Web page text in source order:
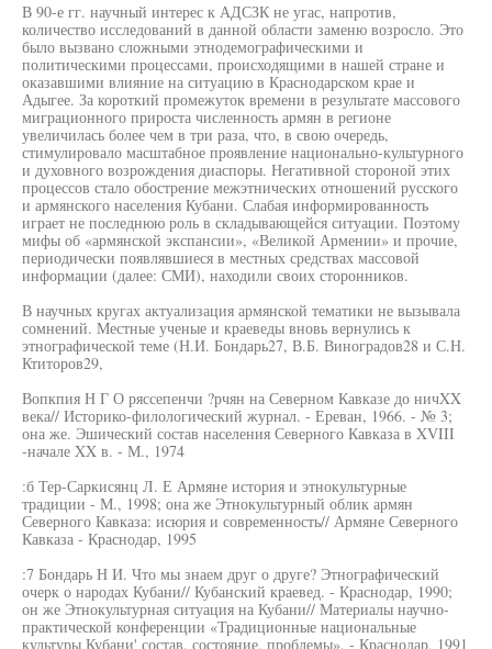
В 90-е гг. научный интерес к АДСЗК не угас, напротив,
количество исследований в данной области заменю возросло. Это
было вызвано сложными этнодемографическими и
политическими процессами, происходящими в нашей стране и
оказавшими влияние на ситуацию в Краснодарском крае и
Адыгее. За короткий промежуток времени в результате массового
миграционного прироста численность армян в регионе
увеличилась более чем в три раза, что, в свою очередь,
стимулировало масштабное проявление национально-культурного
и духовного возрождения диаспоры. Негативной стороной этих
процессов стало обострение межэтнических отношений русского
и армянского населения Кубани. Слабая информированность
играет не последнюю роль в складывающейся ситуации. Поэтому
мифы об «армянской экспансии», «Великой Армении» и прочие,
периодически появлявшиеся в местных средствах массовой
информации (далее: СМИ), находили своих сторонников.
В научных кругах актуализация армянской тематики не вызывала
сомнений. Местные ученые и краеведы вновь вернулись к
этнографической теме (Н.И. Бондарь27, В.Б. Виноградов28 и С.Н.
Ктиторов29,
Вопкпия Н Г О ряссепенчи ?рчян на Северном Кавказе до ничXX
века// Историко-филологический журнал. - Ереван, 1966. - № 3;
она же. Эшический состав населения Северного Кавказа в XVIII
-начале XX в. - М., 1974
:б Тер-Саркисянц Л. Е Армяне история и этнокультурные
традиции - М., 1998; она же Этнокультурный облик армян
Северного Кавказа: исюрия и современность// Армяне Северного
Кавказа - Краснодар, 1995
:7 Бондарь Н И. Что мы знаем друг о друге? Этнографический
очерк о народах Кубани// Кубанский краевед. - Краснодар, 1990;
он же Этнокультурная ситуация на Кубани// Материалы научно-
практической конференции «Традиционные национальные
культуры Кубани' состав, состояние, проблемы». - Краснодар, 1991